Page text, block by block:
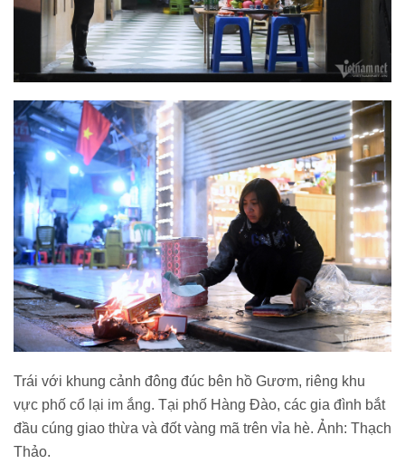
Trái với khung cảnh đông đúc bên hồ Gươm, riêng khu
vực phố cổ lại im ắng. Tại phố Hàng Đào, các gia đình bắt
đầu cúng giao thừa và đốt vàng mã trên vỉa hè. Ảnh: Thạch
Thảo.